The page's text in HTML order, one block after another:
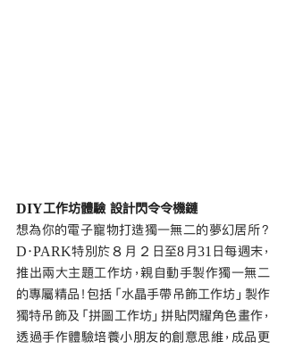
DIY工作坊體驗 設計閃令令機鏈
想為你的電子寵物打造獨一無二的夢幻居所？
D‧PARK特別於８月２日至8月31日每週末，
推出兩大主題工作坊，親自動手製作獨一無二
的專屬精品！包括「水晶手帶吊飾工作坊」製作
獨特吊飾及「拼圖工作坊」拼貼閃耀角色畫作，
透過手作體驗培養小朋友的創意思維，成品更